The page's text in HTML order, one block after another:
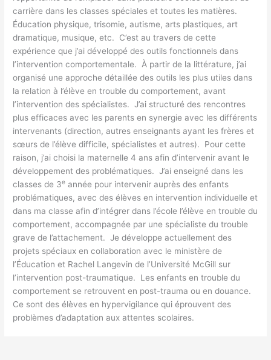
carrière dans les classes spéciales et toutes les matières.
Éducation physique, trisomie, autisme, arts plastiques, art
dramatique, musique, etc. C’est au travers de cette
expérience que j’ai développé des outils fonctionnels dans
l’intervention comportementale. À partir de la littérature, j’ai
organisé une approche détaillée des outils les plus utiles dans
la relation à l’élève en trouble du comportement, avant
l’intervention des spécialistes. J’ai structuré des rencontres
plus efficaces avec les parents en synergie avec les différents
intervenants (direction, autres enseignants ayant les frères et
sœurs de l’élève difficile, spécialistes et autres). Pour cette
raison, j’ai choisi la maternelle 4 ans afin d’intervenir avant le
développement des problématiques. J’ai enseigné dans les
classes de 3e année pour intervenir auprès des enfants
problématiques, avec des élèves en intervention individuelle et
dans ma classe afin d’intégrer dans l’école l’élève en trouble du
comportement, accompagnée par une spécialiste du trouble
grave de l’attachement. Je développe actuellement des
projets spéciaux en collaboration avec le ministère de
l’Éducation et Rachel Langevin de l’Université McGill sur
l’intervention post-traumatique. Les enfants en trouble du
comportement se retrouvent en post-trauma ou en douance.
Ce sont des élèves en hypervigilance qui éprouvent des
problèmes d’adaptation aux attentes scolaires.